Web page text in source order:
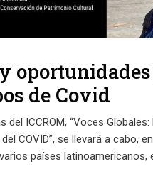
de Covid
del ICCROM, “Voces
COVID”, se llevará a cabo,
países